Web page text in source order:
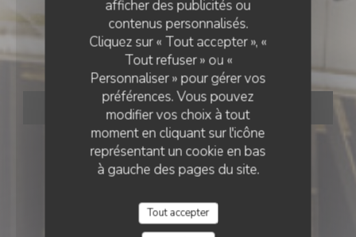
afficher des publicités ou
contenus personnalisés.
Cliquez sur « Tout accepter », «
Tout refuser » ou «
Personnaliser » pour gérer vos
préférences. Vous pouvez
modifier vos choix à tout
moment en cliquant sur l'icône
représentant un cookie en bas
à gauche des pages du site.
Tout accepter
• PARIS
Le Minet Galant
RÉSERVER